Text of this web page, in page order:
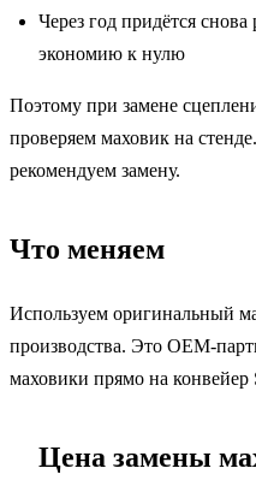
Через год придётся
экономию к нулю
Поэтому при замене
проверяем маховик на
рекомендуем замену.
Что меняем
Используем оригинальный
производства. Это OEM-
маховики прямо на конвейер
Цена замены